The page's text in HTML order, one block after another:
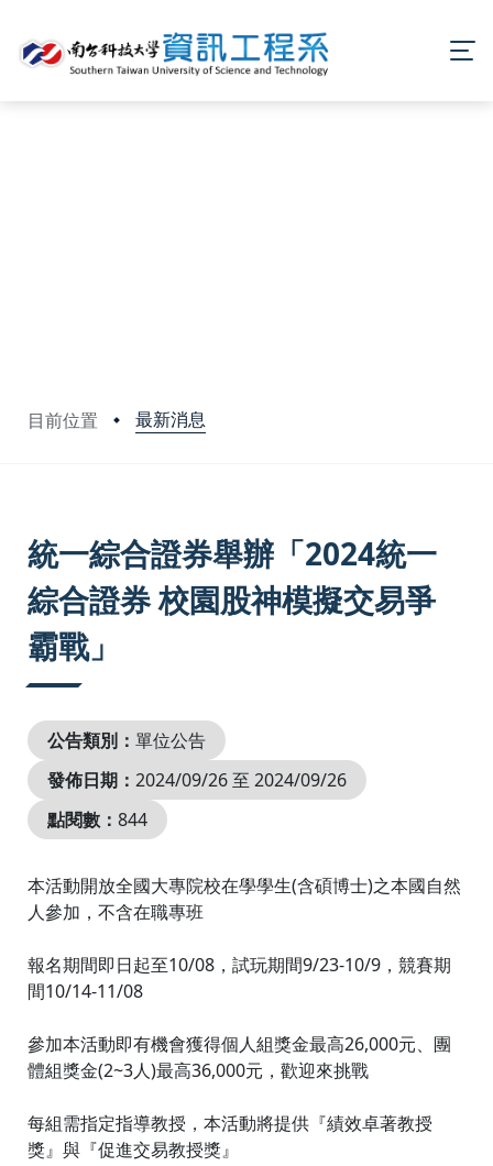
目前位置 最新消息
統一綜合證券舉辦「2024統一
綜合證券 校園股神模擬交易爭
霸戰」
公告類別： 單位公告
發佈日期： 2024/09/26 至 2024/09/26
點閱數： 844
本活動開放全國大專院校在學學生(含碩博士)之本國自然
人參加，不含在職專班
報名期間即日起至10/08，試玩期間9/23-10/9，競賽期
間10/14-11/08
參加本活動即有機會獲得個人組獎金最高26,000元、團
體組獎金(2~3人)最高36,000元，歡迎來挑戰
每組需指定指導教授，本活動將提供『績效卓著教授
獎』與『促進交易教授獎』